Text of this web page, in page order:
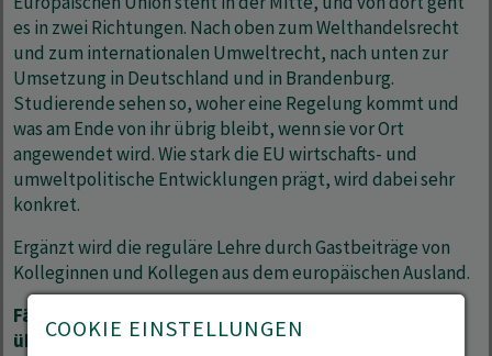
es in zwei Richtungen. Nach oben zum Welthandelsrecht
und zum internationalen Umweltrecht, nach unten zur
Umsetzung in Deutschland und in Brandenburg.
Studierende sehen so, woher eine Regelung kommt und
was am Ende von ihr übrig bleibt, wenn sie vor Ort
angewendet wird. Wie stark die EU wirtschafts- und
umweltpolitische Entwicklungen prägt, wird dabei sehr
konkret.
Ergänzt wird die reguläre Lehre durch Gastbeiträge von
Kolleginnen und Kollegen aus dem europäischen Ausland.
Fälle mit KI bearbeiten – und die Ergebnisse
überprüfen
COOKIE EINSTELLUNGEN